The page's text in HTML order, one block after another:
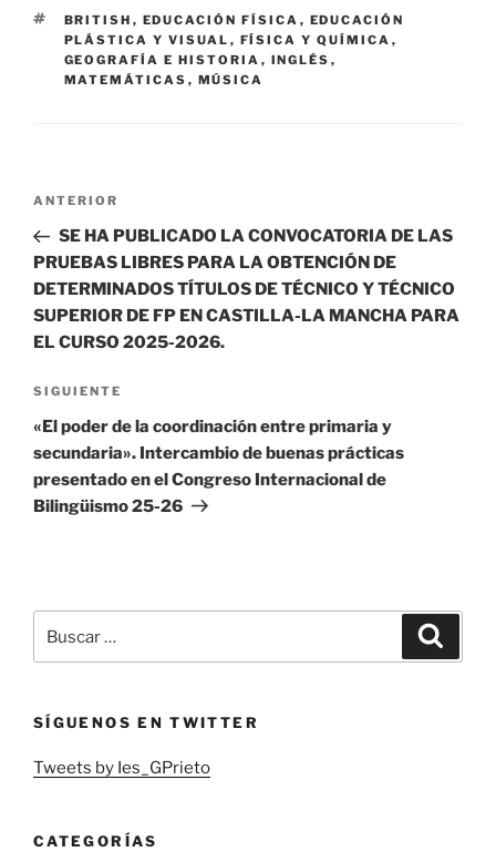
ETIQUETAS
BRITISH , EDUCACIÓN FÍSICA , EDUCACIÓN
PLÁSTICA Y VISUAL , FÍSICA Y QUÍMICA ,
GEOGRAFÍA E HISTORIA , INGLÉS ,
MATEMÁTICAS , MÚSICA
Navegación
entradas
Entrada
anterior:
ANTERIOR
SE HA PUBLICADO LA CONVOCATORIA DE LAS
PRUEBAS LIBRES PARA LA OBTENCIÓN DE
DETERMINADOS TÍTULOS DE TÉCNICO Y TÉCNICO
SUPERIOR DE FP EN CASTILLA-LA MANCHA PARA
EL CURSO 2025-2026.
Siguiente
entrada
SIGUIENTE
«El poder de la coordinación entre primaria y
secundaria». Intercambio de buenas prácticas
presentado en el Congreso Internacional de
Bilingüismo 25-26
por:
SÍGUENOS EN TWITTER
Tweets by Ies_GPrieto
CATEGORÍAS